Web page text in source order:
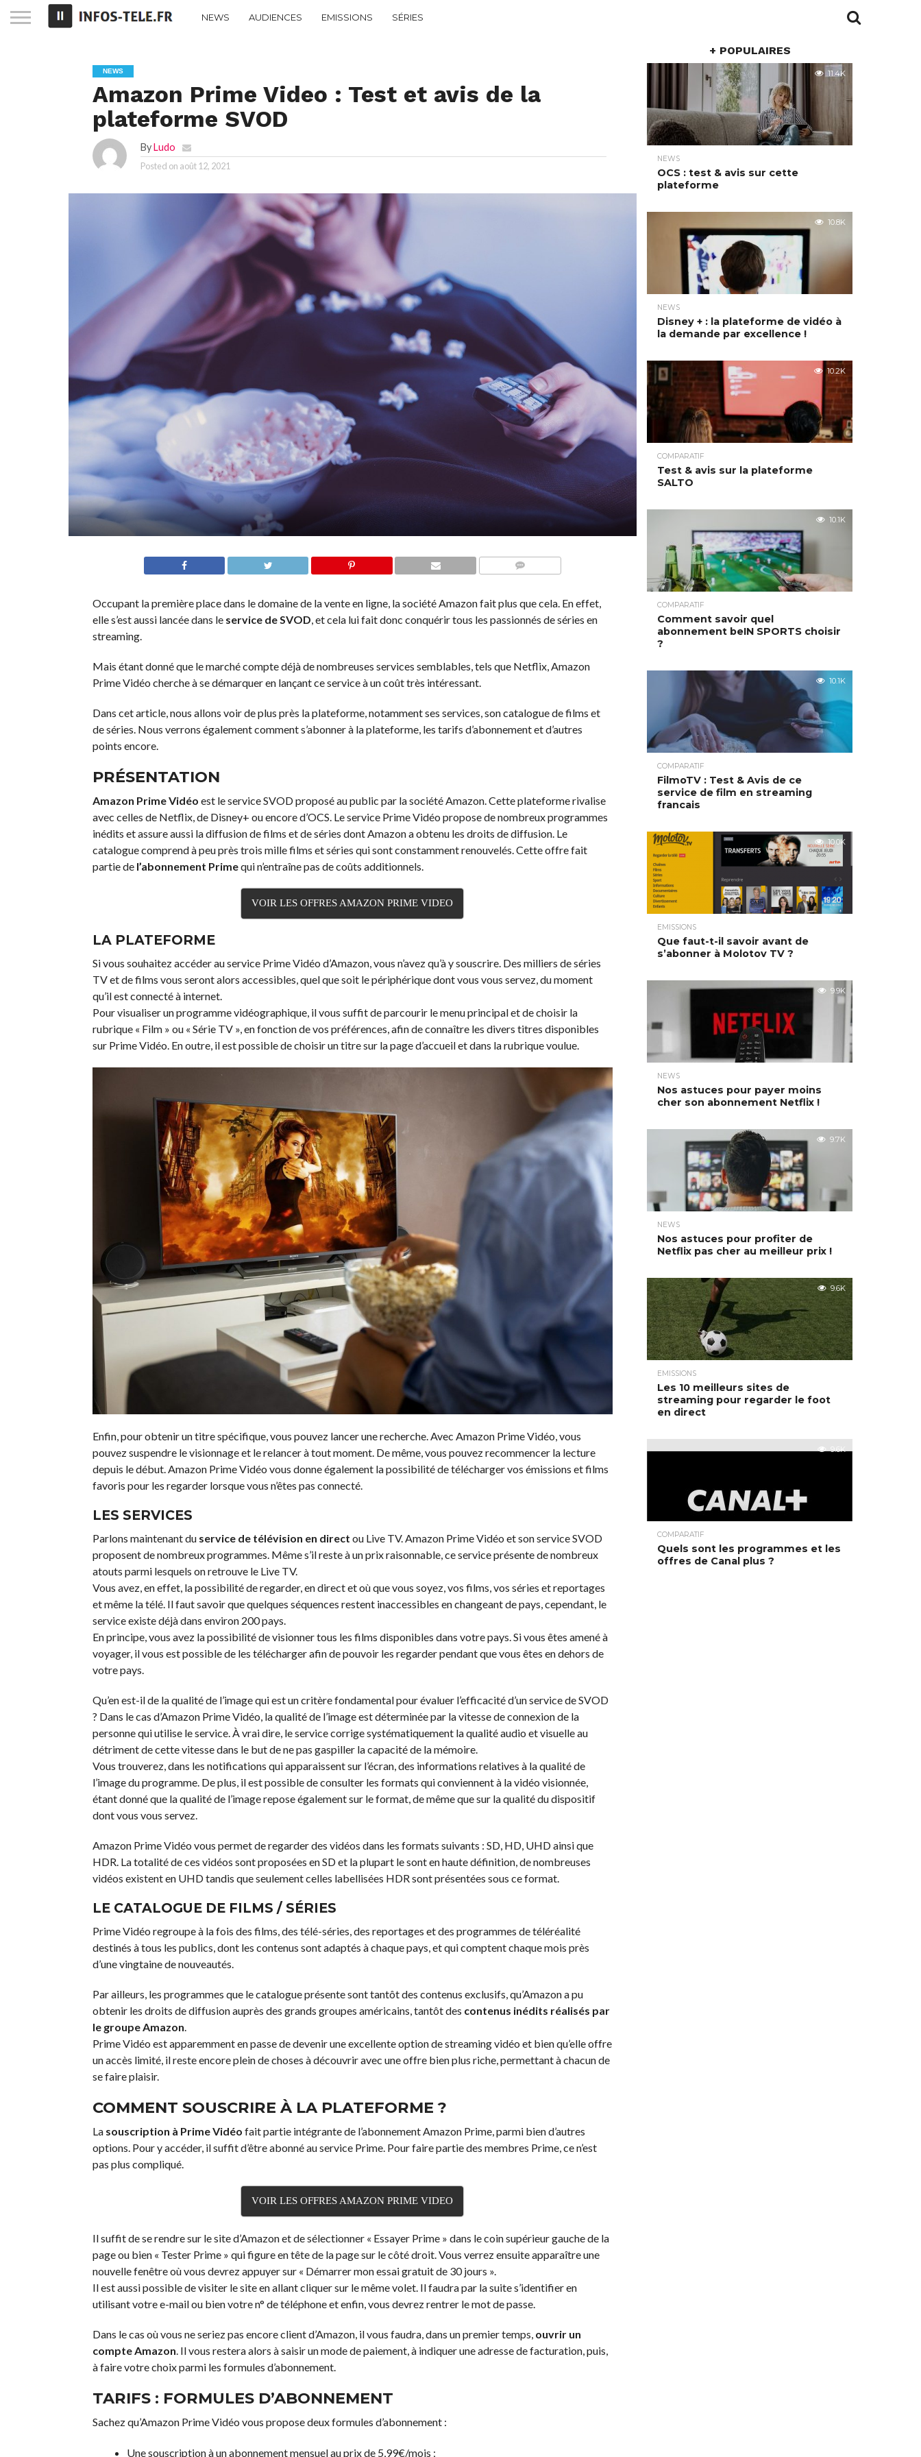
NEWS AUDIENCES EMISSIONS SÉRIES
NEWS
Amazon Prime Video : Test et avis de la
plateforme SVOD
ByLudo
Posted on août 12, 2021
Occupant la première place dans le domaine de la vente en ligne, la société Amazon fait plus que cela. En effet,
elle s’est aussi lancée dans le service de SVOD, et cela lui fait donc conquérir tous les passionnés de séries en
streaming.
Mais étant donné que le marché compte déjà de nombreuses services semblables, tels que Netflix, Amazon
Prime Vidéo cherche à se démarquer en lançant ce service à un coût très intéressant.
Dans cet article, nous allons voir de plus près la plateforme, notamment ses services, son catalogue de films et
de séries. Nous verrons également comment s’abonner à la plateforme, les tarifs d’abonnement et d’autres
points encore.
PRÉSENTATION
Amazon Prime Vidéo est le service SVOD proposé au public par la société Amazon. Cette plateforme rivalise
avec celles de Netflix, de Disney+ ou encore d’OCS. Le service Prime Vidéo propose de nombreux programmes
inédits et assure aussi la diffusion de films et de séries dont Amazon a obtenu les droits de diffusion. Le
catalogue comprend à peu près trois mille films et séries qui sont constamment renouvelés. Cette offre fait
partie de l’abonnement Primequi n’entraîne pas de coûts additionnels.
VOIR LES OFFRES AMAZON PRIME VIDEO
LA PLATEFORME
Si vous souhaitez accéder au service Prime Vidéo d’Amazon, vous n’avez qu’à y souscrire. Des milliers de séries
TV et de films vous seront alors accessibles, quel que soit le périphérique dont vous vous servez, du moment
qu’il est connecté à internet.
Pour visualiser un programme vidéographique, il vous suffit de parcourir le menu principal et de choisir la
rubrique « Film » ou « Série TV », en fonction de vos préférences, afin de connaître les divers titres disponibles
sur Prime Vidéo. En outre, il est possible de choisir un titre sur la page d’accueil et dans la rubrique voulue.
Enfin, pour obtenir un titre spécifique, vous pouvez lancer une recherche. Avec Amazon Prime Vidéo, vous
pouvez suspendre le visionnage et le relancer à tout moment. De même, vous pouvez recommencer la lecture
depuis le début. Amazon Prime Vidéo vous donne également la possibilité de télécharger vos émissions et films
favoris pour les regarder lorsque vous n’êtes pas connecté.
LES SERVICES
Parlons maintenant duservice de télévision en direct ou Live TV. Amazon Prime Vidéo et son service SVOD
proposent de nombreux programmes. Même s’il reste à un prix raisonnable, ce service présente de nombreux
atouts parmi lesquels on retrouve le Live TV.
Vous avez, en effet, la possibilité de regarder, en direct et où que vous soyez, vos films, vos séries et reportages
et même la télé. Il faut savoir que quelques séquences restent inaccessibles en changeant de pays, cependant, le
service existe déjà dans environ 200 pays.
En principe, vous avez la possibilité de visionner tous les films disponibles dans votre pays. Si vous êtes amené à
voyager, il vous est possible de les télécharger afin de pouvoir les regarder pendant que vous êtes en dehors de
votre pays.
Qu’en est-il de la qualité de l’image qui est un critère fondamental pour évaluer l’efficacité d’un service de SVOD
? Dans le cas d’Amazon Prime Vidéo, la qualité de l’image est déterminée par la vitesse de connexion de la
personne qui utilise le service. À vrai dire, le service corrige systématiquement la qualité audio et visuelle au
détriment de cette vitesse dans le but de ne pas gaspiller la capacité de la mémoire.
Vous trouverez, dans les notifications qui apparaissent sur l’écran, des informations relatives à la qualité de
l’image du programme. De plus, il est possible de consulter les formats qui conviennent à la vidéo visionnée,
étant donné que la qualité de l’image repose également sur le format, de même que sur la qualité du dispositif
dont vous vous servez.
Amazon Prime Vidéo vous permet de regarder des vidéos dans les formats suivants : SD, HD, UHD ainsi que
HDR. La totalité de ces vidéos sont proposées en SD et la plupart le sont en haute définition, de nombreuses
vidéos existent en UHD tandis que seulement celles labellisées HDR sont présentées sous ce format.
LE CATALOGUE DE FILMS / SÉRIES
Prime Vidéo regroupe à la fois des films, des télé-séries, des reportages et des programmes de téléréalité
destinés à tous les publics, dont les contenus sont adaptés à chaque pays, et qui comptent chaque mois près
d’une vingtaine de nouveautés.
Par ailleurs, les programmes que le catalogue présente sont tantôt des contenus exclusifs, qu’Amazon a pu
obtenir les droits de diffusion auprès des grands groupes américains, tantôt des contenus inédits réalisés par
le groupe Amazon.
Prime Vidéo est apparemment en passe de devenir une excellente option de streaming vidéo et bien qu’elle offre
un accès limité, il reste encore plein de choses à découvrir avec une offre bien plus riche, permettant à chacun de
se faire plaisir.
COMMENT SOUSCRIRE À LA PLATEFORME ?
La souscription à Prime Vidéo fait partie intégrante de l’abonnement Amazon Prime, parmi bien d’autres
options. Pour y accéder, il suffit d’être abonné au service Prime. Pour faire partie des membres Prime, ce n’est
pas plus compliqué.
VOIR LES OFFRES AMAZON PRIME VIDEO
Il suffit de se rendre sur le site d’Amazon et de sélectionner « Essayer Prime » dans le coin supérieur gauche de la
page ou bien « Tester Prime » qui figure en tête de la page sur le côté droit. Vous verrez ensuite apparaître une
nouvelle fenêtre où vous devrez appuyer sur « Démarrer mon essai gratuit de 30 jours ».
Il est aussi possible de visiter le site en allant cliquer sur le même volet. Il faudra par la suite s’identifier en
utilisant votre e-mail ou bien votre n° de téléphone et enfin, vous devrez rentrer le mot de passe.
Dans le cas où vous ne seriez pas encore client d’Amazon, il vous faudra, dans un premier temps, ouvrir un
compte Amazon. Il vous restera alors à saisir un mode de paiement, à indiquer une adresse de facturation, puis,
à faire votre choix parmi les formules d’abonnement.
TARIFS : FORMULES D’ABONNEMENT
Sachez qu’Amazon Prime Vidéo vous propose deux formules d’abonnement :
Une souscription à un abonnement mensuel au prix de 5,99€/mois ;
+ POPULAIRES
11.4K
NEWS
OCS : test & avis sur cette
plateforme
10.8K
NEWS
Disney + : la plateforme de vidéo à
la demande par excellence !
10.2K
COMPARATIF
Test & avis sur la plateforme
SALTO
10.1K
COMPARATIF
Comment savoir quel
abonnement beIN SPORTS choisir
?
10.1K
COMPARATIF
FilmoTV : Test & Avis de ce
service de film en streaming
francais
10.0K
EMISSIONS
Que faut-t-il savoir avant de
s’abonner à Molotov TV ?
9.9K
NEWS
Nos astuces pour payer moins
cher son abonnement Netflix !
9.7K
NEWS
Nos astuces pour profiter de
Netflix pas cher au meilleur prix !
9.6K
EMISSIONS
Les 10 meilleurs sites de
streaming pour regarder le foot
en direct
9.6K
COMPARATIF
Quels sont les programmes et les
offres de Canal plus ?